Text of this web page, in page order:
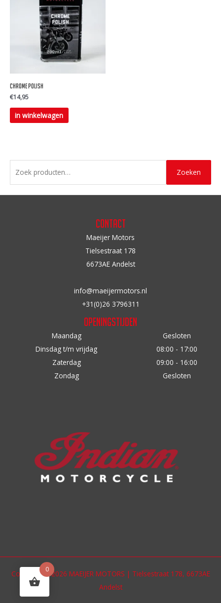
Chrome Polish
€14,95
in winkelwagen
e
Zoeken
Contact
Maeijer Motors
Tielsestraat 178
6673AE Andelst
info@maeijermotors.nl
+31(0)26 3796311
Openingstijden
Maandag
Gesloten
Dinsdag t/m vrijdag
08:00 - 17:00
Zaterdag
09:00 - 16:00
Zondag
Gesloten
Copyright © 2026 MAEIJER MOTORS | Tielsestraat 178, 6673AE
Andelst
0